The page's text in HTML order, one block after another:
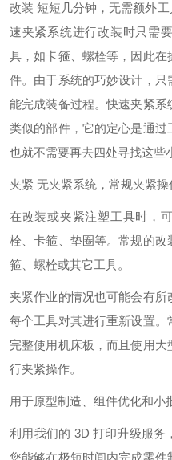
改装 短短几分钟，无需额外
速夹紧系统进行改装时只需
具，如卡箍、螺栓等，因此
件。由于系统的巧妙设计，
能完成装备过程。快速夹紧
类似的部件，它的定心是通
也就不需要再去四处寻找这些
夹紧 无夹紧系统，常规夹紧操
在改装或夹紧注塑工具时，
栓、卡箍、垫圈等。常规的
箍、螺栓或其它工具。
夹紧作业的情况也可能会有
每个工具对其进行重新设置
完整使用机床板，而且使用
行夹紧操作。
用于原型制造、组件优化和小
利用我们的 3D 打印升级服务
您能够在极短时间内完成零件